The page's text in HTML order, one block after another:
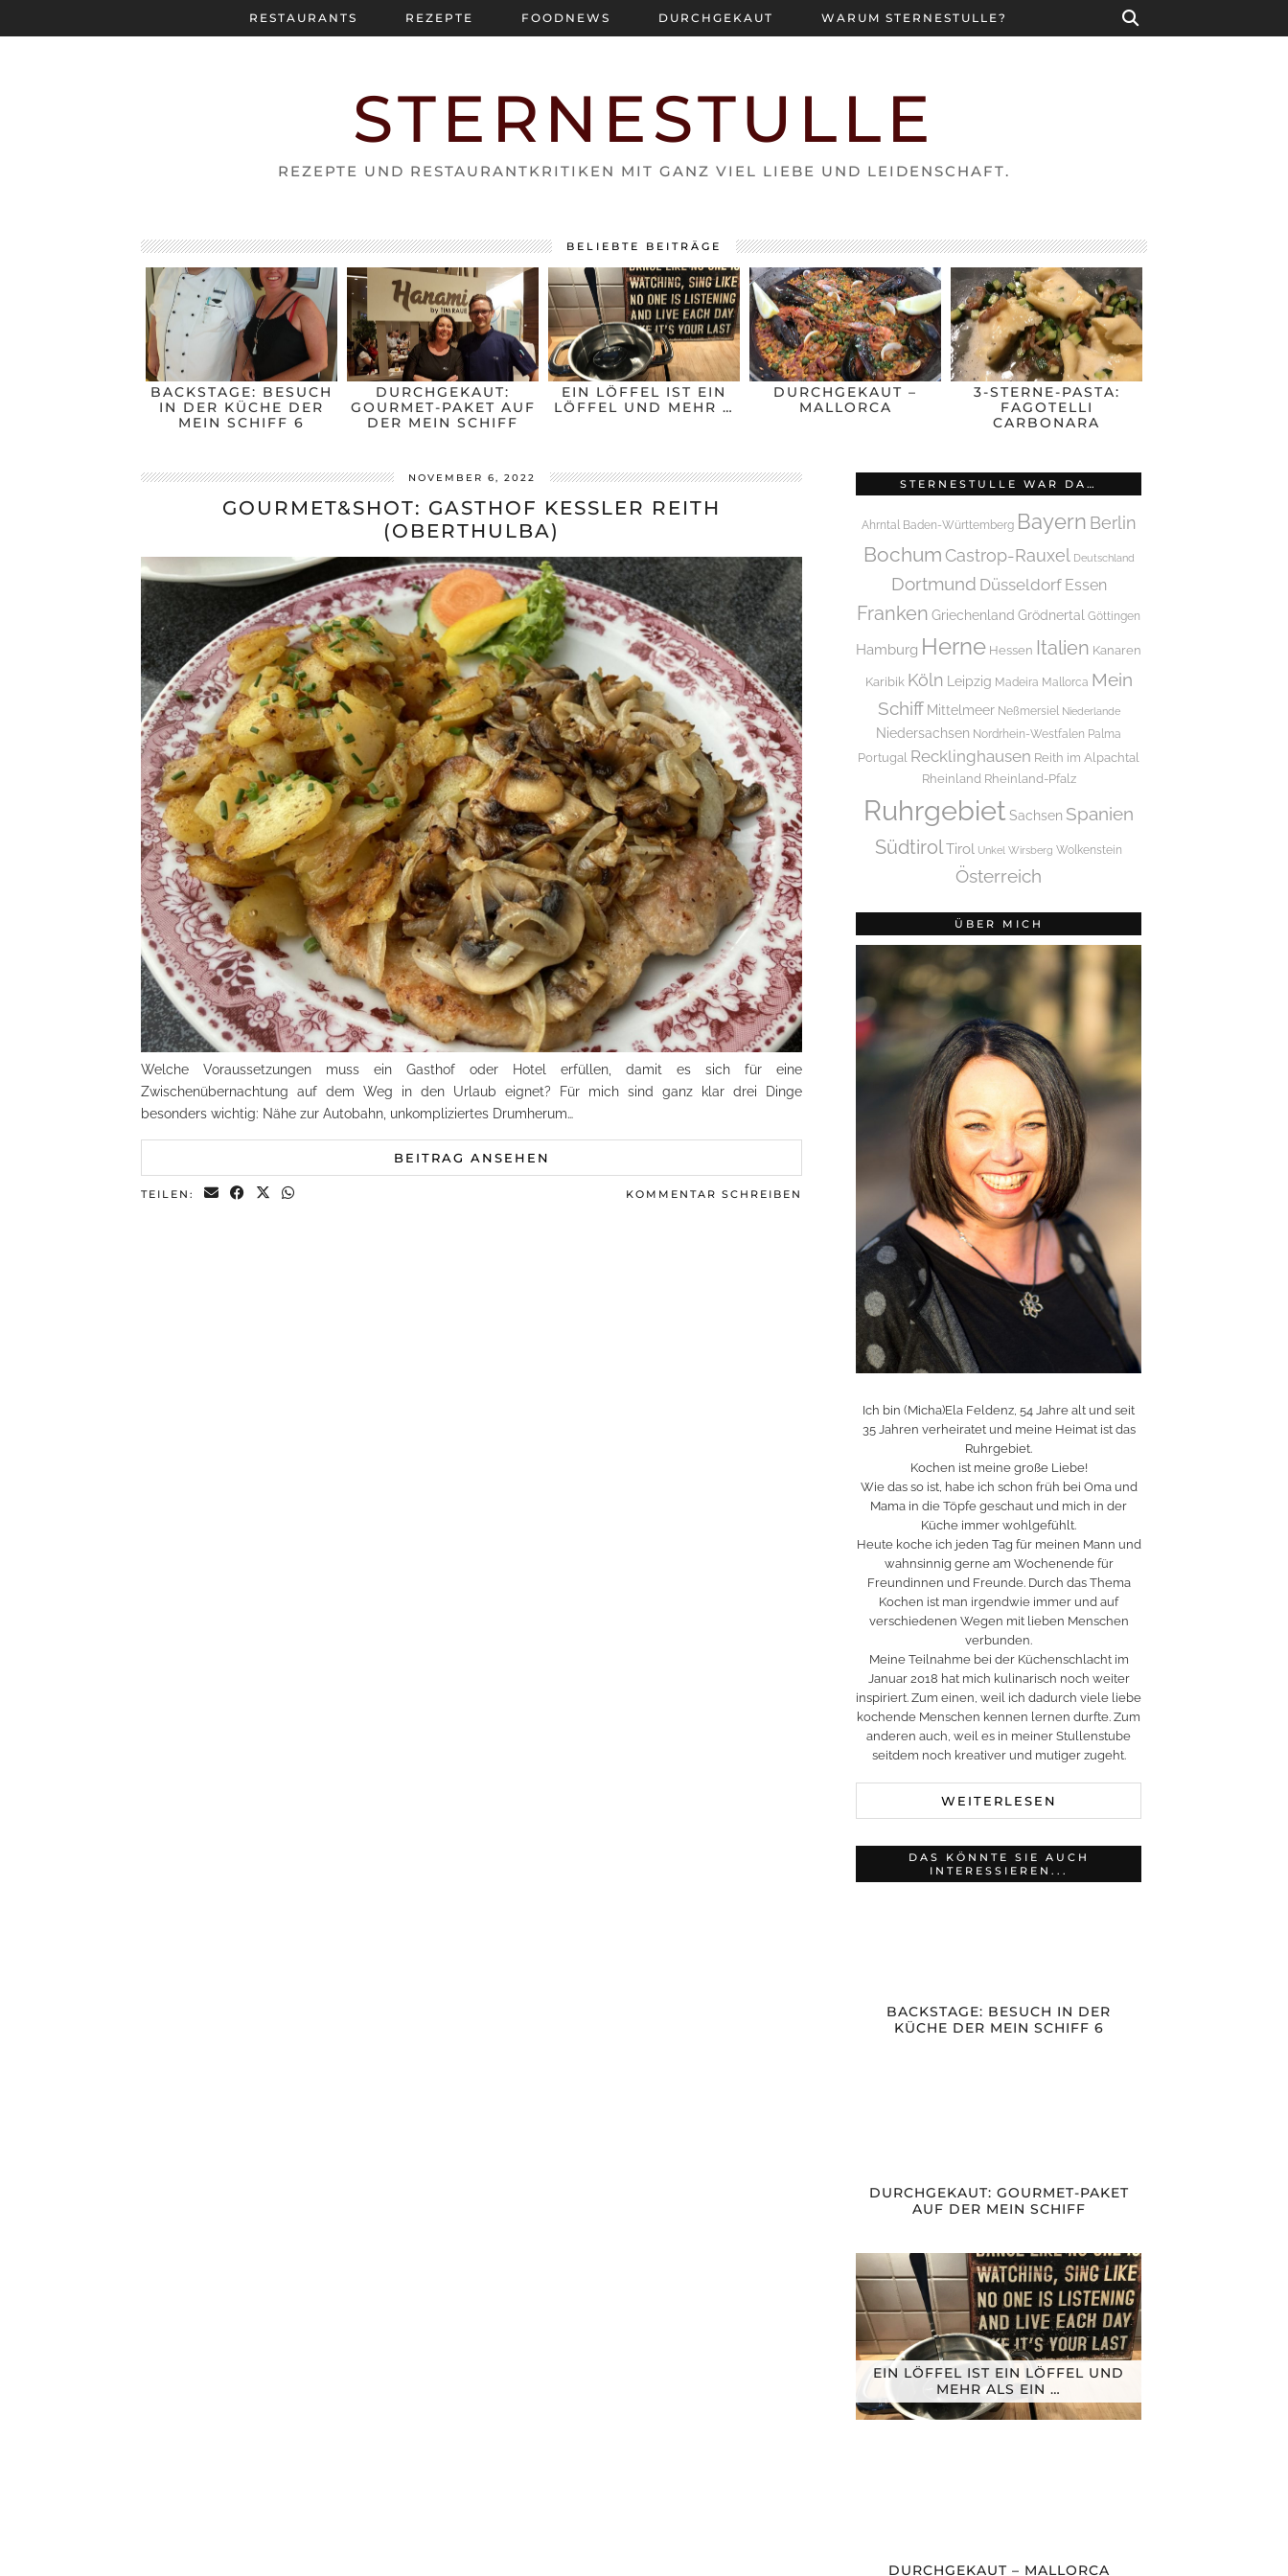
STERNESTULLE
REZEPTE UND RESTAURANTKRITIKEN MIT GANZ VIEL LIEBE UND LEIDENSCHAFT.
RESTAURANTS REZEPTE FOODNEWS DURCHGEKAUT WARUM STERNESTULLE?
BELIEBTE BEITRÄGE
BACKSTAGE: BESUCH
IN DER KÜCHE DER
MEIN SCHIFF 6
DURCHGEKAUT:
GOURMET-PAKET AUF
DER MEIN SCHIFF
EIN LÖFFEL IST EIN
LÖFFEL UND MEHR …
DURCHGEKAUT –
MALLORCA
3-STERNE-PASTA:
FAGOTELLI
CARBONARA
NOVEMBER 6, 2022
GOURMET&SHOT: GASTHOF KESSLER REITH
(OBERTHULBA)
Welche Voraussetzungen muss ein Gasthof oder Hotel erfüllen, damit es sich für eine
Zwischenübernachtung auf dem Weg in den Urlaub eignet? Für mich sind ganz klar drei Dinge
besonders wichtig: Nähe zur Autobahn, unkompliziertes Drumherum…
BEITRAG ANSEHEN
TEILEN: KOMMENTAR SCHREIBEN
STERNESTULLE WAR DA…
Ahrntal Baden-Württemberg Bayern Berlin
Bochum Castrop-Rauxel Deutschland
Dortmund Düsseldorf Essen
Franken Griechenland Grödnertal Göttingen
Hamburg Herne Hessen Italien Kanaren
Karibik Köln Leipzig Madeira Mallorca Mein
Schiff Mittelmeer Neßmersiel Niederlande
Niedersachsen Nordrhein-Westfalen Palma
Portugal Recklinghausen Reith im Alpachtal
Rheinland Rheinland-Pfalz
Ruhrgebiet Sachsen Spanien
SüdtirolTirol Unkel Wirsberg Wolkenstein
Österreich
ÜBER MICH
Ich bin (Micha)Ela Feldenz, 54 Jahre alt und seit
35 Jahren verheiratet und meine Heimat ist das
Ruhrgebiet.
Kochen ist meine große Liebe!
Wie das so ist, habe ich schon früh bei Oma und
Mama in die Töpfe geschaut und mich in der
Küche immer wohlgefühlt.
Heute koche ich jeden Tag für meinen Mann und
wahnsinnig gerne am Wochenende für
Freundinnen und Freunde. Durch das Thema
Kochen ist man irgendwie immer und auf
verschiedenen Wegen mit lieben Menschen
verbunden.
Meine Teilnahme bei der Küchenschlacht im
Januar 2018 hat mich kulinarisch noch weiter
inspiriert. Zum einen, weil ich dadurch viele liebe
kochende Menschen kennen lernen durfte. Zum
anderen auch, weil es in meiner Stullenstube
seitdem noch kreativer und mutiger zugeht.
WEITERLESEN
DAS KÖNNTE SIE AUCH
INTERESSIEREN...
BACKSTAGE: BESUCH IN DER
KÜCHE DER MEIN SCHIFF 6
DURCHGEKAUT: GOURMET-PAKET
AUF DER MEIN SCHIFF
EIN LÖFFEL IST EIN LÖFFEL UND
MEHR ALS EIN …
DURCHGEKAUT – MALLORCA